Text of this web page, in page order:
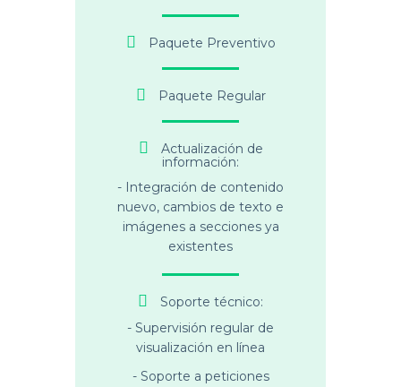
Paquete Preventivo
Paquete Regular
Actualización de
información:
- Integración de contenido
nuevo, cambios de texto e
imágenes a secciones ya
existentes
Soporte técnico:
- Supervisión regular de
visualización en línea
- Soporte a peticiones